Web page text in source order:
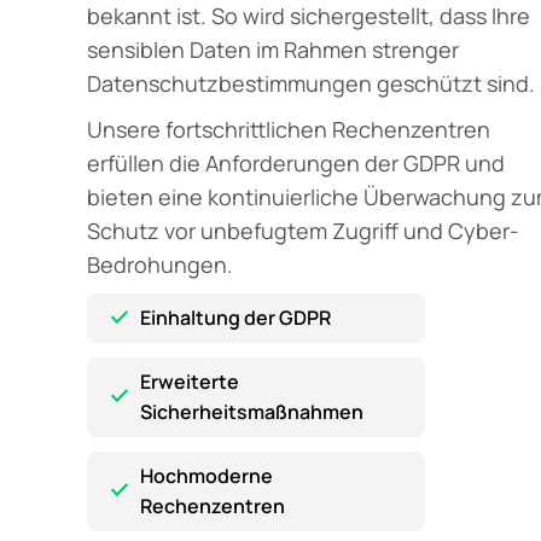
bekannt ist. So wird sichergestellt, dass Ihre
sensiblen Daten im Rahmen strenger
Datenschutzbestimmungen geschützt sind.
Unsere fortschrittlichen Rechenzentren
erfüllen die Anforderungen der GDPR und
bieten eine kontinuierliche Überwachung
Schutz vor unbefugtem Zugriff und Cyber-
Bedrohungen.
Einhaltung der GDPR
Erweiterte
Sicherheitsmaßnahmen
Hochmoderne
Rechenzentren